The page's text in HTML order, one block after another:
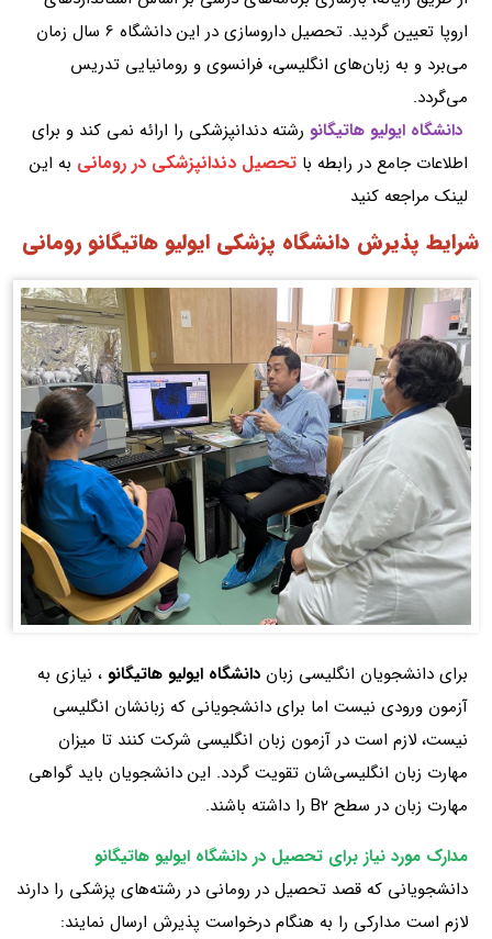
اروپا تعیین گردید. تحصیل داروسازی در این دانشگاه 6 سال زمان
می‌برد و به زبان‌های انگلیسی، فرانسوی و رومانیایی تدریس
می‌گردد.
دانشگاه ایولیو هاتیگانو رشته دندانپزشکی را ارائه نمی کند و برای
اطلاعات جامع در رابطه با تحصیل دندانپزشکی در رومانی به این
لینک مراجعه کنید
شرایط پذیرش دانشگاه پزشکی ایولیو هاتیگانو رومانی
برای دانشجویان انگلیسی زبان دانشگاه ایولیو هاتیگانو ، نیازی به
آزمون ورودی نیست اما برای دانشجویانی که زبانشان انگلیسی
نیست، لازم است در آزمون زبان انگلیسی شرکت کنند تا میزان
مهارت زبان انگلیسی‌شان تقویت گردد. این دانشجویان باید گواهی
مهارت زبان در سطح B2 را داشته باشند.
مدارک مورد نیاز برای تحصیل در دانشگاه ایولیو هاتیگانو
دانشجویانی که قصد تحصیل در رومانی در رشته‌های پزشکی را دارند
لازم است مدارکی را به هنگام درخواست پذیرش ارسال نمایند: